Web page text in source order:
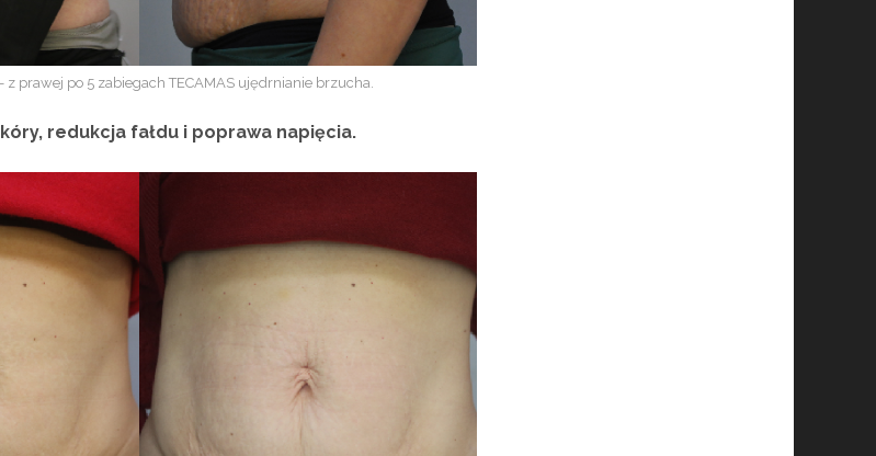
z prawej po 5 zabiegach TECAMAS ujędrnianie brzucha.
redukcja fałdu i poprawa napięcia.